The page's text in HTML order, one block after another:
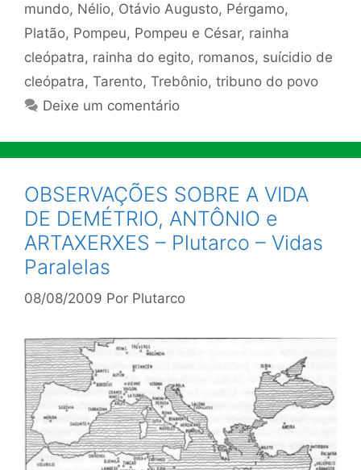
mundo, Nélio, Otávio Augusto, Pérgamo,
Platão, Pompeu, Pompeu e César, rainha
cleópatra, rainha do egito, romanos, suícidio de
cleópatra, Tarento, Trebônio, tribuno do povo
Deixe um comentário
OBSERVAÇÕES SOBRE A VIDA
DE DEMÉTRIO, ANTÔNIO e
ARTAXERXES – Plutarco – Vidas
Paralelas
08/08/2009 Por Plutarco